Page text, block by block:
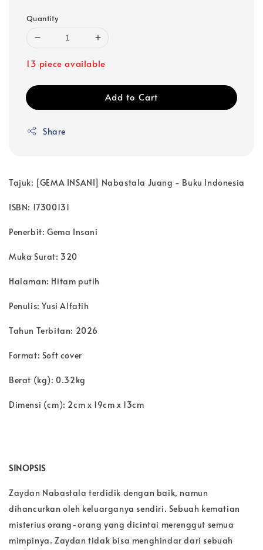
Quantity
13 piece available
Add to Cart
Share
Tajuk: [GEMA INSANI] Nabastala Juang - Buku Indonesia
ISBN: 17300131
Penerbit: Gema Insani
Muka Surat: 320
Halaman: Hitam putih
Penulis: Yusi Alfatih
Tahun Terbitan: 2026
Format: Soft cover
Berat (kg): 0.32kg
Dimensi (cm): 2cm x 19cm x 13cm
SINOPSIS
Zaydan Nabastala terdidik dengan baik, namun
dihancurkan oleh keluarganya sendiri. Sebuah kematian
misterius orang-orang yang dicintai merenggut semua
mimpinya. Zaydan tidak bisa menghindar dari sebuah